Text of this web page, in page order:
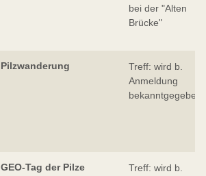
bei der "Alten
Brücke"
Pilzwanderung
Treff: wird b.
Anmeldung
bekanntgegeben
GEO-Tag der Pilze
Treff: wird b.